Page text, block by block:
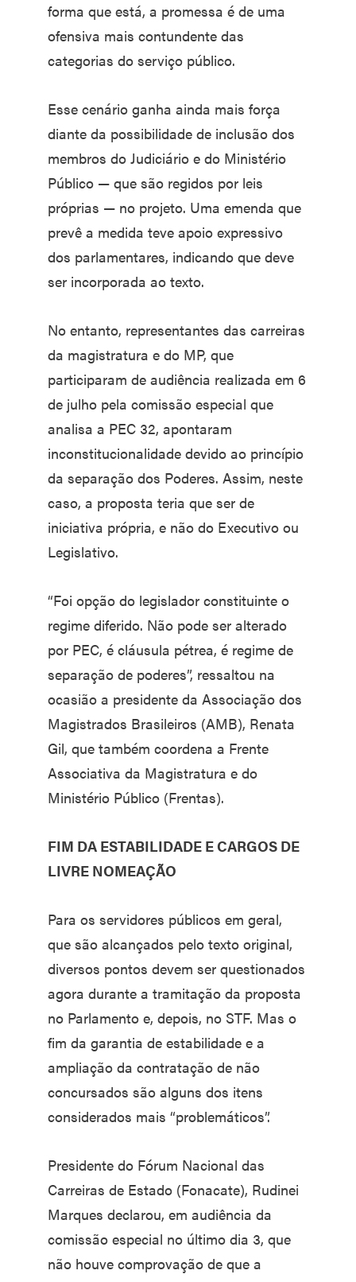
forma que está, a promessa é de uma
ofensiva mais contundente das
categorias do serviço público.
Esse cenário ganha ainda mais força
diante da possibilidade de inclusão dos
membros do Judiciário e do Ministério
Público — que são regidos por leis
próprias — no projeto. Uma emenda que
prevê a medida teve apoio expressivo
dos parlamentares, indicando que deve
ser incorporada ao texto.
No entanto, representantes das carreiras
da magistratura e do MP, que
participaram de audiência realizada em 6
de julho pela comissão especial que
analisa a PEC 32, apontaram
inconstitucionalidade devido ao princípio
da separação dos Poderes. Assim, neste
caso, a proposta teria que ser de
iniciativa própria, e não do Executivo ou
Legislativo.
“Foi opção do legislador constituinte o
regime diferido. Não pode ser alterado
por PEC, é cláusula pétrea, é regime de
separação de poderes”, ressaltou na
ocasião a presidente da Associação dos
Magistrados Brasileiros (AMB), Renata
Gil, que também coordena a Frente
Associativa da Magistratura e do
Ministério Público (Frentas).
FIM DA ESTABILIDADE E CARGOS DE
LIVRE NOMEAÇÃO
Para os servidores públicos em geral,
que são alcançados pelo texto original,
diversos pontos devem ser questionados
agora durante a tramitação da proposta
no Parlamento e, depois, no STF. Mas o
fim da garantia de estabilidade e a
ampliação da contratação de não
concursados são alguns dos itens
considerados mais “problemáticos”.
Presidente do Fórum Nacional das
Carreiras de Estado (Fonacate), Rudinei
Marques declarou, em audiência da
comissão especial no último dia 3, que
não houve comprovação de que a